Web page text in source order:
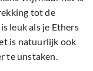
tot de
leuk als je Ethers
is natuurlijk ook
te unstaken.